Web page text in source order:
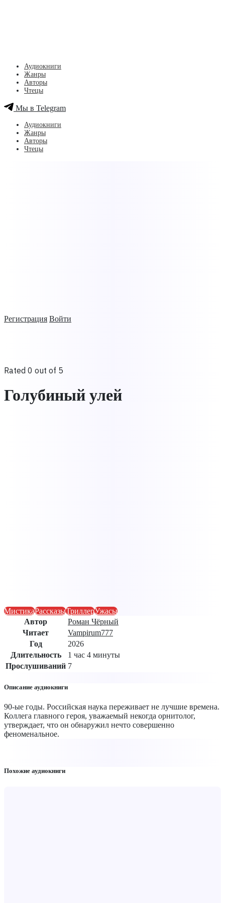
Регистрация Войти
Аудиокниги
Жанры
Авторы
Чтецы
Мы в Telegram
Аудиокниги
Жанры
Авторы
Чтецы
Rated 0 out of 5
Голубиный улей
МистикаРассказыТриллерУжасы
Автор
Роман Чёрный
Читает
Vampirum777
Год
2026
Длительность
1 час 4 минуты
Прослушиваний 7
Описание аудиокниги
90-ые годы. Российская наука переживает не лучшие времена.
Коллега главного героя, уважаемый некогда орнитолог,
утверждает, что он обнаружил нечто совершенно
феноменальное.
Похожие аудиокниги